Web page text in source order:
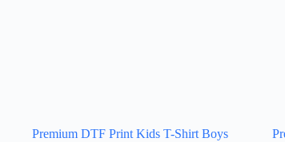
Premium DTF Print Kids T-Shirt Boys